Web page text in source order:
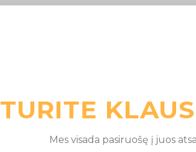
TURITE
Mes visada pasiruošę į juos